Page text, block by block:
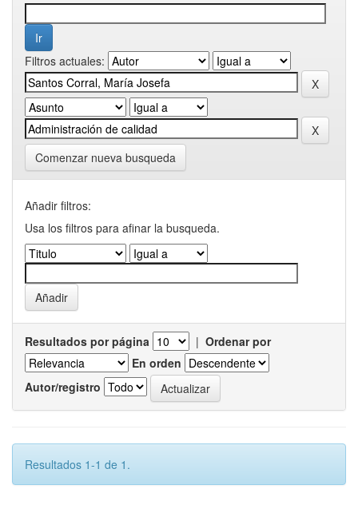
Filtros actuales:
Comenzar nueva busqueda
Añadir filtros:
Usa los filtros para afinar la busqueda.
Resultados por página | Ordenar por
En orden
Autor/registro
Resultados 1-1 de 1.